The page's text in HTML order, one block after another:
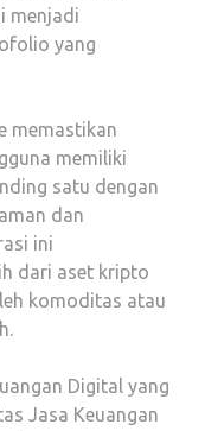
menjadi
yang
memastikan
memiliki
satu dengan
dan
ini
dari aset kripto
komoditas atau
Digital yang
Jasa Keuangan